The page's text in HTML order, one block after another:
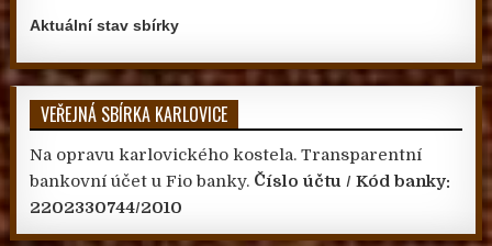
Aktuální stav sbírky
VEŘEJNÁ SBÍRKA KARLOVICE
Na opravu karlovického kostela. Transparentní
bankovní účet u Fio banky. Číslo účtu / Kód banky:
2202330744/2010